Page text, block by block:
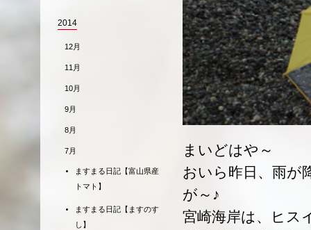
まいどはや～
おいら昨日、雨が
が～♪
宮崎海岸は、ヒス
2014
12月
11月
10月
9月
8月
7月
ますまる日記【富山県産
トマト】
ますまる日記【ますのす
し】